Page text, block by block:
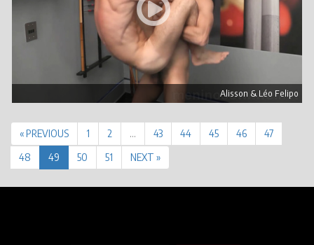
Alisson & Léo Felipo
« PREVIOUS 1 2 … 43 44 45 46
47
48
49 50 51 NEXT »